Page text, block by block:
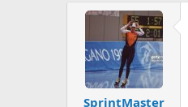
SprintMaster